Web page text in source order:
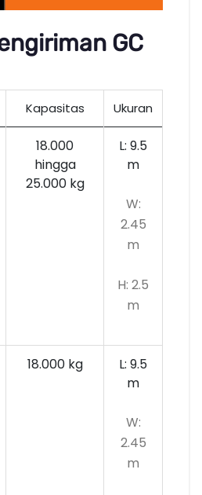
GC
Kapasitas Ukuran
18.000
hingga
25.000 kg
L: 9.5
m
W:
2.45
m
H: 2.5
m
18.000 kg
L: 9.5
m
W:
2.45
m